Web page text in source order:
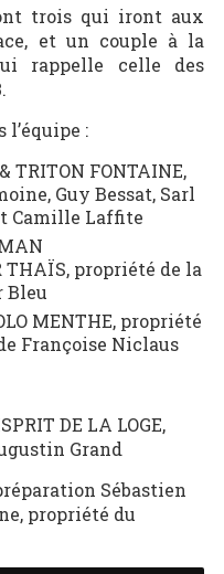
trois qui iront aux
et un couple à la
rappelle celle des
l’équipe :
FONTAINE,
Guy Bessat, Sarl
Camille Laffite
THAÏS, propriété de la
Bleu
MENTHE, propriété
Françoise Niclaus
DE LA LOGE,
Grand
Sébastien
propriété du